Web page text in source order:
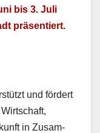
bis 3. Juli
präsen­tiert.
und fördert
in Zusam­